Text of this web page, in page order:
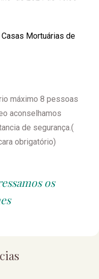
Casas Mortuárias de
máximo 8 pessoas
aconselhamos
de segurança.(
obrigatório)
os